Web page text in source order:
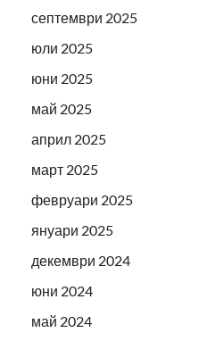
септември 2025
юли 2025
юни 2025
май 2025
април 2025
март 2025
февруари 2025
януари 2025
декември 2024
юни 2024
май 2024